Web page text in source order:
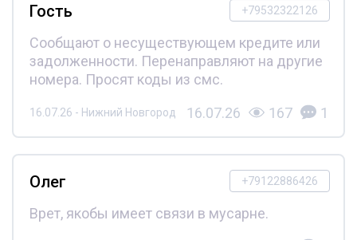
+79532322126
Гость
Сообщают о несуществующем кредите или
задолженности. Перенаправляют на другие
номера. Просят коды из смс.
16.07.26 - Нижний Новгород 16.07.26 167 1
+79122886426
Олег
Врет, якобы имеет связи в мусарне.